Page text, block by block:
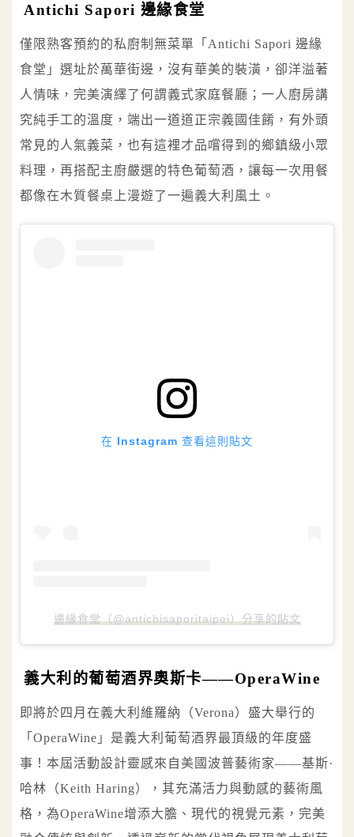
Antichi Sapori 邊緣食堂
僅限熟客預約的私廚制無菜單「Antichi Sapori 邊緣
食堂」選址於萬華街邊，沒有華美的裝潢，卻洋溢著
人情味，完美演繹了何謂義式家庭餐廳；一人廚房講
究純手工的溫度，端出一道道正宗義國佳餚，有外頭
常見的人氣義菜，也有這裡才品嚐得到的鄉鎮級小眾
料理，再搭配主廚嚴選的特色葡萄酒，讓每一次用餐
都像在木質餐桌上漫遊了一遍義大利風土。
在 Instagram 查看這則貼文
邊緣食堂（@antichisaporitaipei）分享的貼文
義大利的葡萄酒界奧斯卡——OperaWine
即將於四月在義大利維羅納（Verona）盛大舉行的
「OperaWine」是義大利葡萄酒界最頂級的年度盛
事！本屆活動設計靈感來自美國波普藝術家——基斯·
哈林（Keith Haring），其充滿活力與動感的藝術風
格，為OperaWine增添大膽、現代的視覺元素，完美